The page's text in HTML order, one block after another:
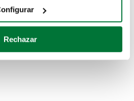
analizándolo activamente
específicas (huellas
sobre cómo se procesan sus
Rechazar